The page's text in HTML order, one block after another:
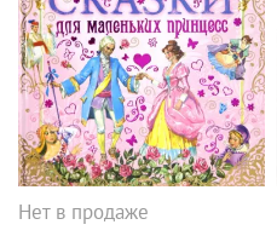
Нет в продаже